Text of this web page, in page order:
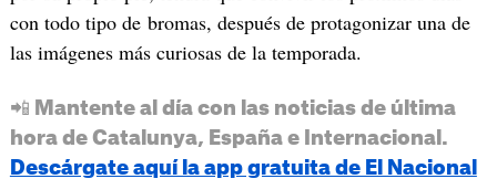
con todo tipo de bromas, después de protagonizar una de
las imágenes más curiosas de la temporada.
📲 Mantente al día con las noticias de última
hora de Catalunya, España e Internacional.
Descárgate aquí la app gratuita de El Nacional